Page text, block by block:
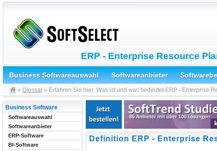
ERP - Enterprise Resource
Business Softwareauswahl Softwareanbieter
» Glossar » Erfahren Sie hier: Was ist und was bedeutet ERP - Enterprise
Definition ERP - Enterprise
Business Software
Softwareauswahl
Softwareanbieter
ERP-Software
BI-Software